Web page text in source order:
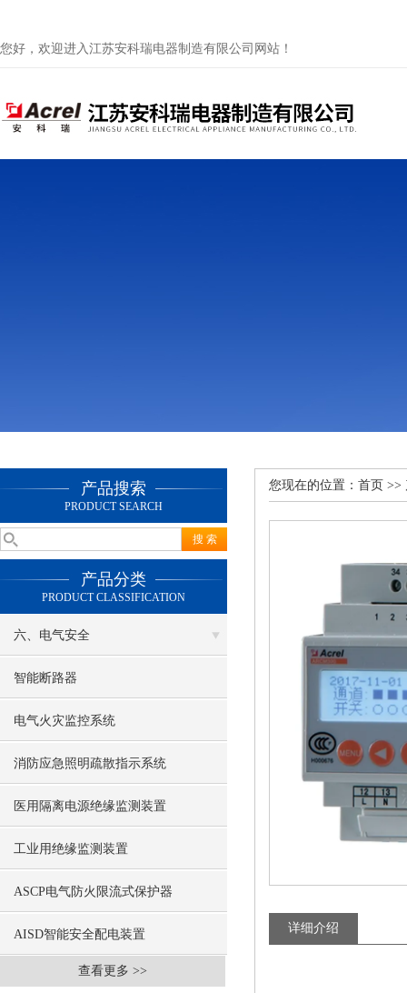
您好，欢迎进入江苏安科瑞电器制造有限公司网站！
产品搜索
PRODUCT SEARCH
产品分类
PRODUCT CLASSIFICATION
六、电气安全
智能断路器
电气火灾监控系统
消防应急照明疏散指示系统
医用隔离电源绝缘监测装置
工业用绝缘监测装置
ASCP电气防火限流式保护器
AISD智能安全配电装置
查看更多 >>
您现在的位置： 首页 >>
详细介绍